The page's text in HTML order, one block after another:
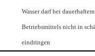
Wasser darf bei
Betriebsmittels nicht in
eindringen